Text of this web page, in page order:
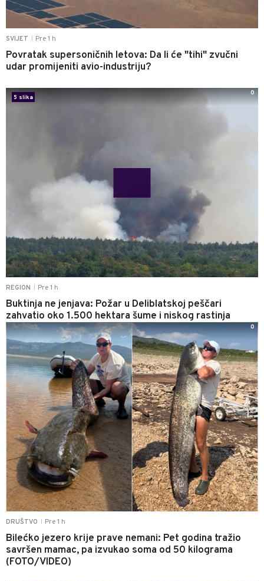
SVIJET Pre 1 h
Povratak supersoničnih letova: Da li će "tihi" zvučni
udar promijeniti avio-industriju?
REGION Pre 1 h
Buktinja ne jenjava: Požar u Deliblatskoj peščari
zahvatio oko 1.500 hektara šume i niskog rastinja
5 slika
0
DRUŠTVO Pre 1 h
Bilećko jezero krije prave nemani: Pet godina tražio
savršen mamac, pa izvukao soma od 50 kilograma
(FOTO/VIDEO)
0